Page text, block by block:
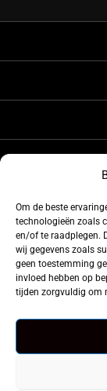
Om de beste
technologieën zoals
en/of te raadplegen.
wij gegevens zoals
geen toestemming
invloed hebben op
tijden zorgvuldig om